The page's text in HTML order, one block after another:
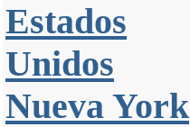
Estados
Unidos
Nueva York